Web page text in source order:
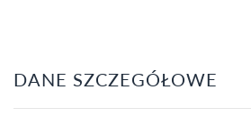
DANE SZCZEGÓŁOWE